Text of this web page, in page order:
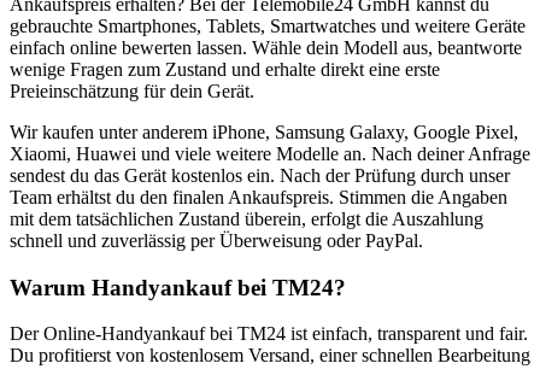
Ankaufspreis erhalten? Bei der Telemobile24 GmbH kannst du
gebrauchte Smartphones, Tablets, Smartwatches und weitere Geräte
einfach online bewerten lassen. Wähle dein Modell aus, beantworte
wenige Fragen zum Zustand und erhalte direkt eine erste
Preieinschätzung für dein Gerät.
Wir kaufen unter anderem iPhone, Samsung Galaxy, Google Pixel,
Xiaomi, Huawei und viele weitere Modelle an. Nach deiner Anfrage
sendest du das Gerät kostenlos ein. Nach der Prüfung durch unser
Team erhältst du den finalen Ankaufspreis. Stimmen die Angaben
mit dem tatsächlichen Zustand überein, erfolgt die Auszahlung
schnell und zuverlässig per Überweisung oder PayPal.
Warum Handyankauf bei TM24?
Der Online-Handyankauf bei TM24 ist einfach, transparent und fair.
Du profitierst von kostenlosem Versand, einer schnellen Bearbeitung